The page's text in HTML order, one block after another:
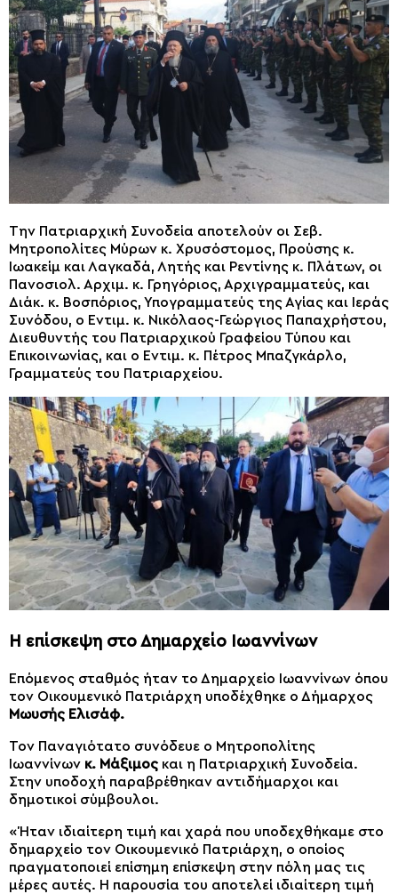
Την Πατριαρχική Συνοδεία αποτελούν οι Σεβ.
Μητροπολίτες Μύρων κ. Χρυσόστομος, Προύσης κ.
Ιωακείμ και Λαγκαδά, Λητής και Ρεντίνης κ. Πλάτων, οι
Πανοσιολ. Αρχιμ. κ. Γρηγόριος, Αρχιγραμματεύς, και
Διάκ. κ. Βοσπόριος, Υπογραμματεύς της Αγίας και Ιεράς
Συνόδου, ο Εντιμ. κ. Νικόλαος-Γεώργιος Παπαχρήστου,
Διευθυντής του Πατριαρχικού Γραφείου Τύπου και
Επικοινωνίας, και ο Εντιμ. κ. Πέτρος Μπαζγκάρλο,
Γραμματεύς του Πατριαρχείου.
Η επίσκεψη στο Δημαρχείο Ιωαννίνων
Επόμενος σταθμός ήταν το Δημαρχείο Ιωαννίνων όπου
τον Οικουμενικό Πατριάρχη υποδέχθηκε ο Δήμαρχος
Μωυσής Ελισάφ.
Τον Παναγιότατο συνόδευε ο Μητροπολίτης
Ιωαννίνων κ. Μάξιμος και η Πατριαρχική Συνοδεία.
Στην υποδοχή παραβρέθηκαν αντιδήμαρχοι και
δημοτικοί σύμβουλοι.
«Ήταν ιδιαίτερη τιμή και χαρά που υποδεχθήκαμε στο
δημαρχείο τον Οικουμενικό Πατριάρχη, ο οποίος
πραγματοποιεί επίσημη επίσκεψη στην πόλη μας τις
μέρες αυτές. Η παρουσία του αποτελεί ιδιαίτερη τιμή